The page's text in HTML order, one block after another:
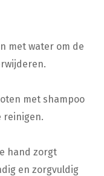
met water om de
met shampoo
reinigen.
hand zorgt
en zorgvuldig